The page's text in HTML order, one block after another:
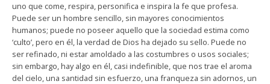
uno que come, respira, personifica e inspira la fe que profesa.
Puede ser un hombre sencillo, sin mayores conocimientos
humanos; puede no poseer aquello que la sociedad estima como
‘culto’, pero en él, la verdad de Dios ha dejado su sello. Puede no
ser refinado, ni estar amoldado a las costumbres o usos sociales;
sin embargo, hay algo en él, casi indefinible, que nos trae el aroma
del cielo, una santidad sin esfuerzo, una franqueza sin adornos, un